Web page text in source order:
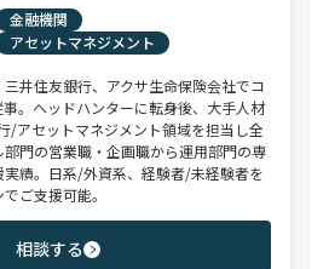
金融機関
アセットマネジメント
三井住友銀行、アクサ生命保険会社でコ
。ヘッドハンターに転身後、大手人材
/アセットマネジメント領域を担当し全
門の営業職・企画職から運用部門の専
績。日系/外資系、経験者/未経験者を
ご支援可能。
相談する